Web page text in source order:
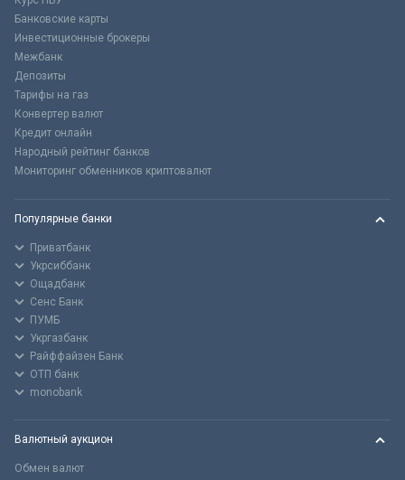
Банковские карты
Инвестиционные брокеры
Межбанк
Депозиты
Тарифы на газ
Конвертер валют
Кредит онлайн
Народный рейтинг банков
Мониторинг обменников криптовалют
Популярные банки
Приватбанк
Укрсиббанк
Ощадбанк
Сенс Банк
ПУМБ
Укргазбанк
Райффайзен Банк
ОТП банк
monobank
Валютный аукцион
Обмен валют